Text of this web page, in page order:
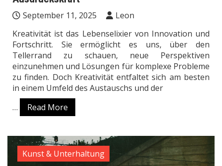
September 11, 2025
Leon
Kreativität ist das Lebenselixier von Innovation und
Fortschritt. Sie ermöglicht es uns, über den
Tellerrand zu schauen, neue Perspektiven
einzunehmen und Lösungen für komplexe Probleme
zu finden. Doch Kreativität entfaltet sich am besten
in einem Umfeld des Austauschs und der
…
Read More
Kunst & Unterhaltung